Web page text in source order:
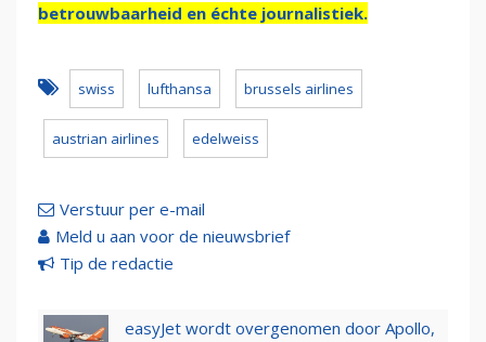
betrouwbaarheid en échte journalistiek.
swiss lufthansa brussels airlines
austrian airlines edelweiss
Verstuur per e-mail
Meld u aan voor de nieuwsbrief
Tip de redactie
easyJet wordt overgenomen door Apollo,